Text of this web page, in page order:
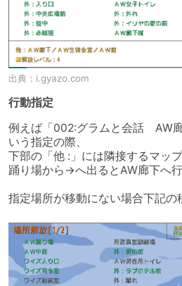
出典： i.gyazo.com
行動指定
例えば「002:グラムと会話　AW
いう指定の際、
下部の「他 :」には隣接するマッ
踊り場から→へ出るとAW廊下へ行
指定場所が移動にない場合下記の